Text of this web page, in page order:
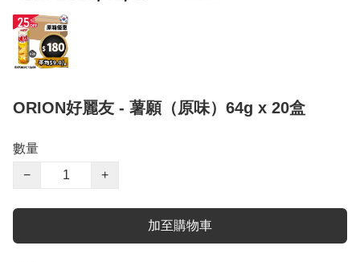
ORION好麗友 - 薯願（原味）64g x 20盒
數量
−
+
加至購物車